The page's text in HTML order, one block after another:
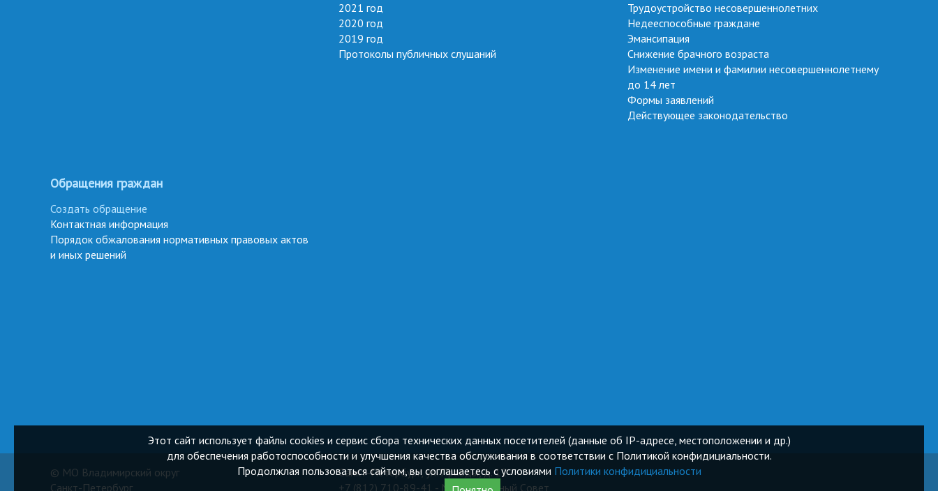
2021 год
2020 год
2019 год
Протоколы публичных слушаний
Трудоустройство несовершеннолетних
Недееспособные граждане
Эмансипация
Снижение брачного возраста
Изменение имени и фамилии несовершеннолетнему
до 14 лет
Формы заявлений
Действующее законодательство
Обращения граждан
Создать обращение
Контактная информация
Порядок обжалования нормативных правовых актов
и иных решений
© МО Владимирский округ
Санкт-Петербург
Санкт-Петербург, ул. Правды, д. 12
+7 (812) 710-89-41 - Муниципальный Cовет
Этот сайт использует файлы cookies и сервис сбора технических данных посетителей (данные об IP-адресе, местоположении и др.)
для обеспечения работоспособности и улучшения качества обслуживания в соответствии с Политикой конфидициальности.
Продолжлая пользоваться сайтом, вы соглашаетесь с условиями Политики конфидициальности